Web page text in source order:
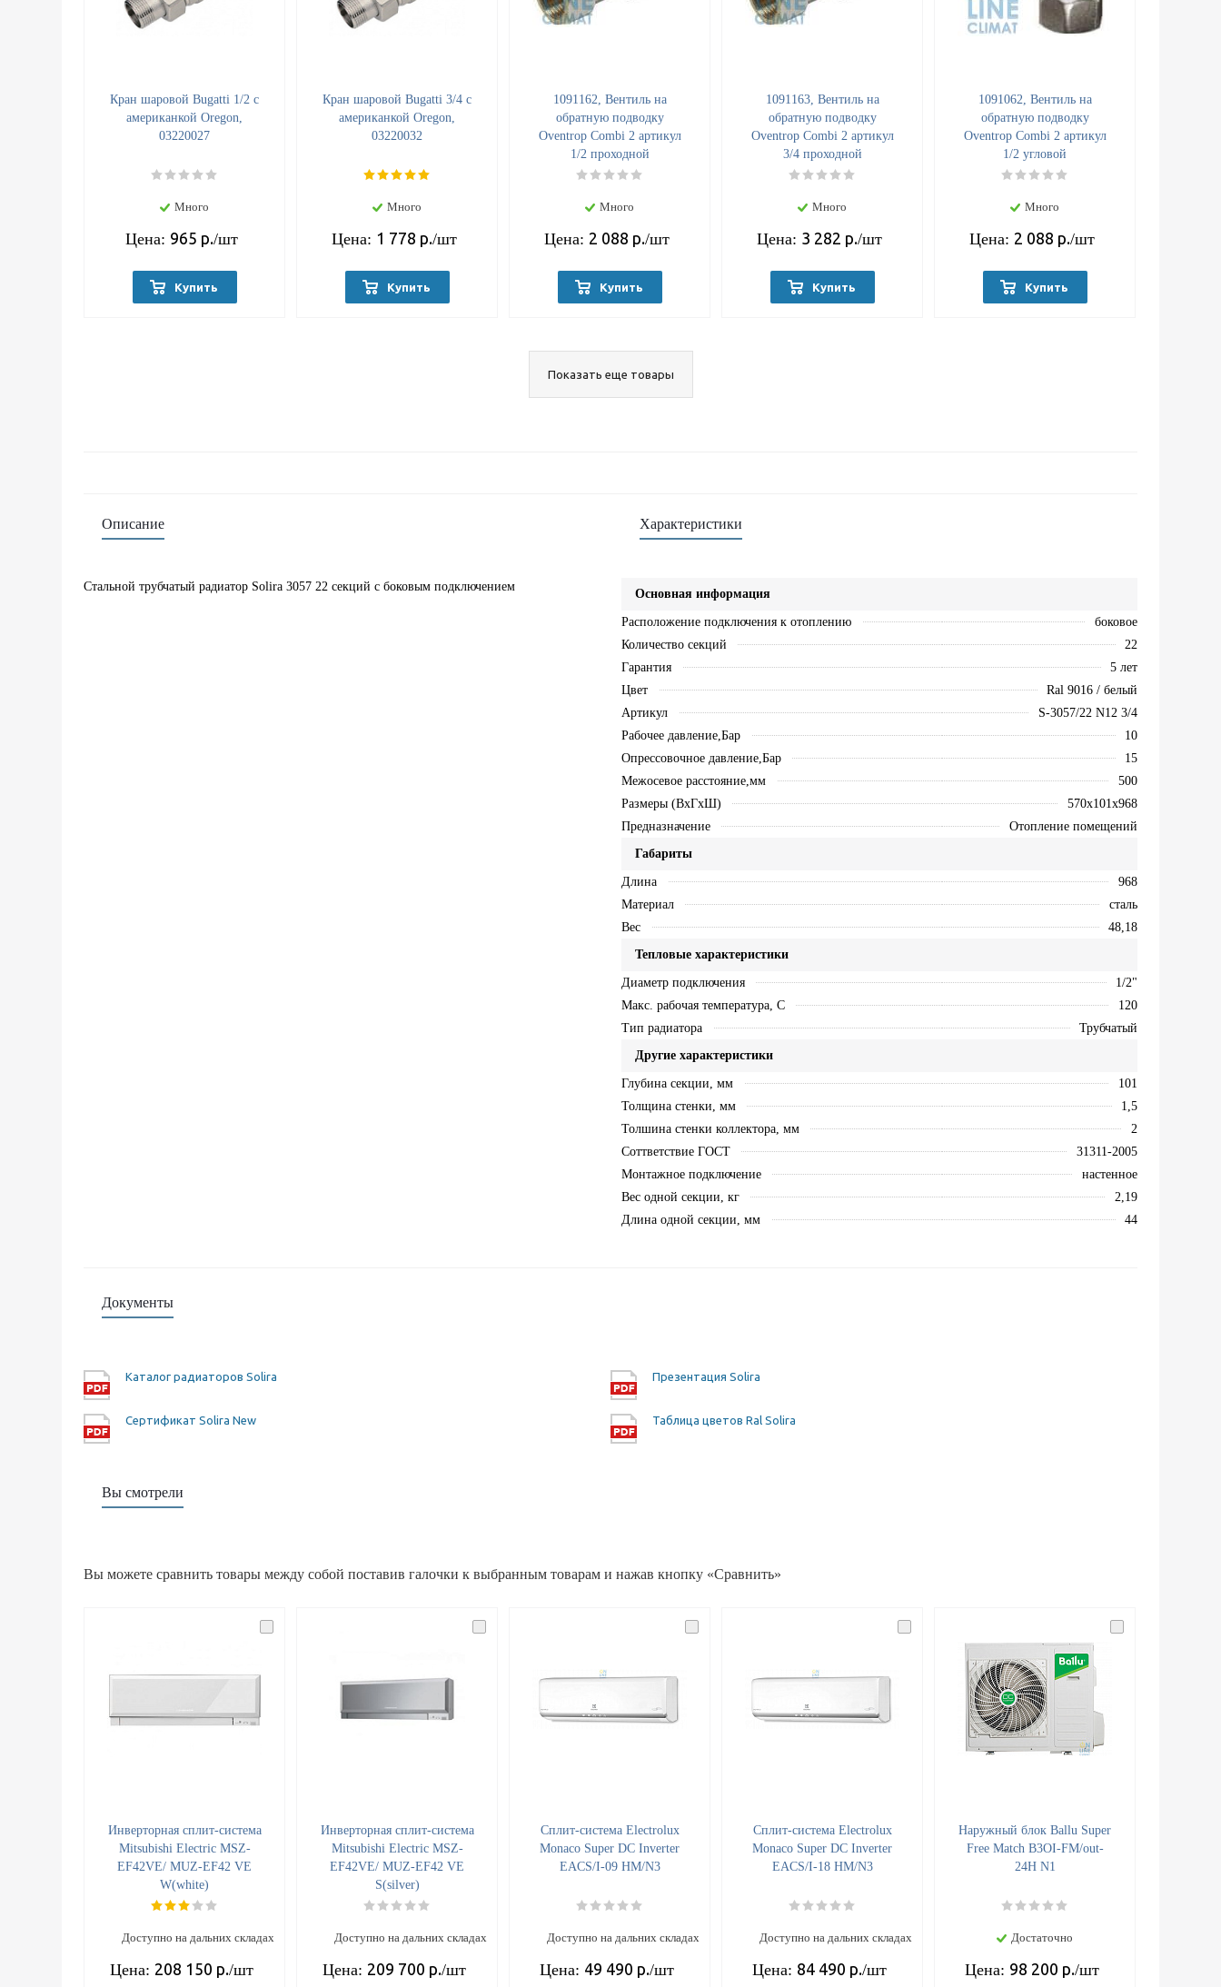
Кран шаровой Bugatti 1/2 с
американкой Oregon,
03220027
Много
Цена: 965 р./шт
Купить
Кран шаровой Bugatti 3/4 с
американкой Oregon,
03220032
Много
Цена: 1 778 р./шт
Купить
1091162, Вентиль на
обратную подводку
Oventrop Combi 2 артикул
1/2 проходной
Много
Цена: 2 088 р./шт
Купить
1091163, Вентиль на
обратную подводку
Oventrop Combi 2 артикул
3/4 проходной
Много
Цена: 3 282 р./шт
Купить
1091062, Вентиль на
обратную подводку
Oventrop Combi 2 артикул
1/2 угловой
Много
Цена: 2 088 р./шт
Купить
Показать еще товары
Описание
Стальной трубчатый радиатор Solira 3057 22 секций с боковым подключением
Характеристики
Основная информация
Расположение подключения к отоплению
боковое
Количество секций
22
Гарантия
5 лет
Цвет
Ral 9016 / белый
Артикул
S-3057/22 N12 3/4
Рабочее давление,Бар
10
Опрессовочное давление,Бар
15
Межосевое расстояние,мм
500
Размеры (ВхГхШ)
570х101х968
Предназначение
Отопление помещений
Габариты
Длина
968
Материал
сталь
Вес
48,18
Тепловые характеристики
Диаметр подключения
1/2"
Макс. рабочая температура, C
120
Тип радиатора
Трубчатый
Другие характеристики
Глубина секции, мм
101
Толщина стенки, мм
1,5
Толшина стенки коллектора, мм
2
Соттветствие ГОСТ
31311-2005
Монтажное подключение
настенное
Вес одной секции, кг
2,19
Длина одной секции, мм
44
Документы
Каталог радиаторов Solira Презентация Solira
Сертификат Solira New Таблица цветов Ral Solira
Вы смотрели
Вы можете сравнить товары между собой поставив галочки к выбранным товарам и нажав кнопку «Сравнить»
Инверторная сплит-система
Mitsubishi Electric MSZ-
EF42VE/ MUZ-EF42 VE
W(white)
Доступно на дальних складах
Цена: 208 150 р./шт
Инверторная сплит-система
Mitsubishi Electric MSZ-
EF42VE/ MUZ-EF42 VE
S(silver)
Доступно на дальних складах
Цена: 209 700 р./шт
Cплит-система Electrolux
Monaco Super DC Inverter
EACS/I-09 HM/N3
Доступно на дальних складах
Цена: 49 490 р./шт
Cплит-система Electrolux
Monaco Super DC Inverter
EACS/I-18 HM/N3
Доступно на дальних складах
Цена: 84 490 р./шт
Наружный блок Ballu Super
Free Match B3OI-FM/out-
24H N1
Достаточно
Цена: 98 200 р./шт